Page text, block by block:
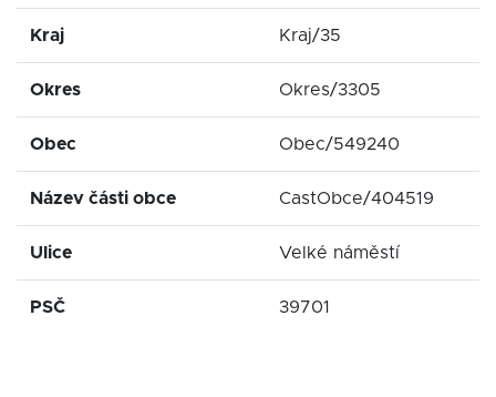
Kraj Kraj/35
Okres Okres/3305
Obec Obec/549240
Název části obce CastObce/404519
Ulice Velké náměstí
PSČ 39701